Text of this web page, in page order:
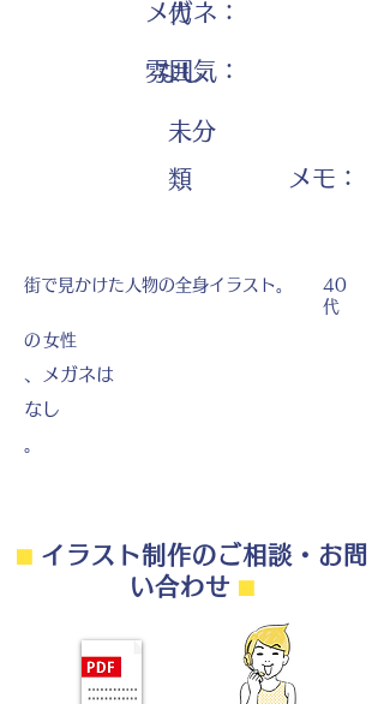
代
メガネ：
なし
雰囲気：
未分
類
​メモ：
街で見かけた人物の全身イラスト。
40
代
の 女性
、メガネは
なし
。
⬛︎イラスト制作のご相談・お問
い合わせ ⬛︎